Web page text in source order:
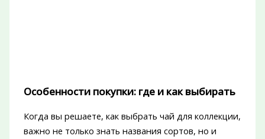
Особенности покупки: где и как выбирать
Когда вы решаете, как выбрать чай для коллекции,
важно не только знать названия сортов, но и